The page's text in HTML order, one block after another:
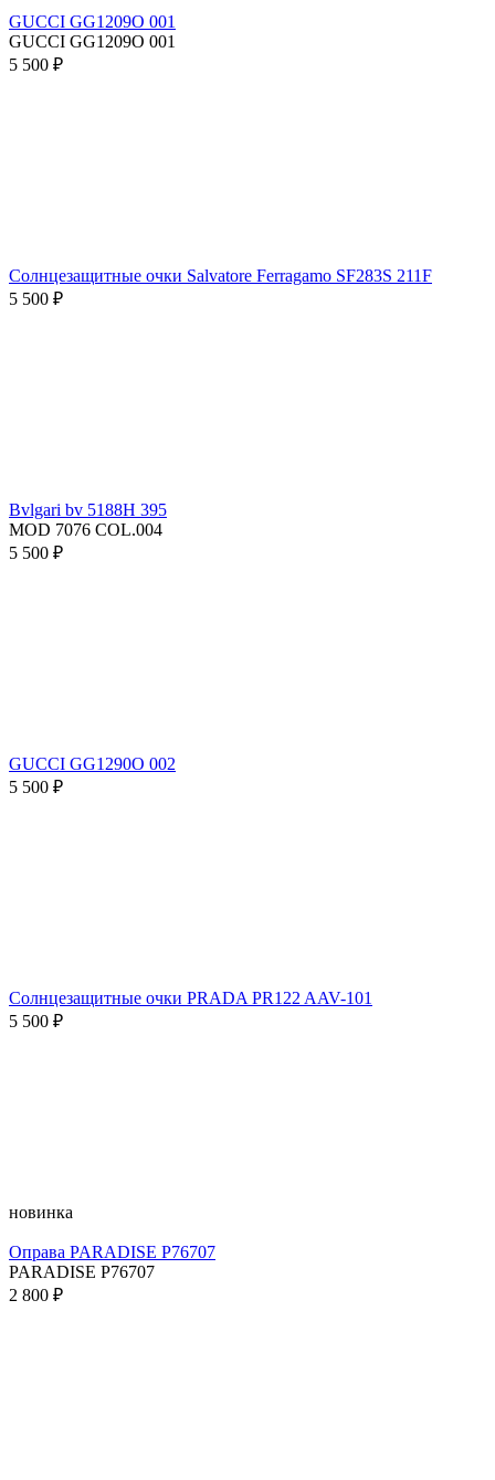
GUCCI GG1209O 001
GUCCI GG1209O 001
5 500 ₽
Солнцезащитные очки Salvatore Ferragamo SF283S 211F
5 500 ₽
Bvlgari bv 5188H 395
MOD 7076 COL.004
5 500 ₽
GUCCI GG1290O 002
5 500 ₽
Солнцезащитные очки PRADA PR122 AAV-101
5 500 ₽
новинка
Оправа PARADISE P76707
PARADISE P76707
2 800 ₽